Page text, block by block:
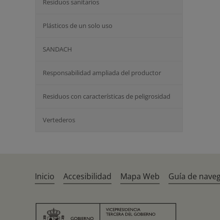
Residuos sanitarios
Plásticos de un solo uso
SANDACH
Responsabilidad ampliada del productor
Residuos con características de peligrosidad
Vertederos
Inicio Accesibilidad Mapa Web Guía de